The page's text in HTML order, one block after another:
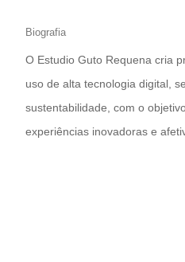
Biografia
O Estudio Guto Requena cria
uso de alta tecnologia digital,
sustentabilidade, com o
experiências inovadoras e